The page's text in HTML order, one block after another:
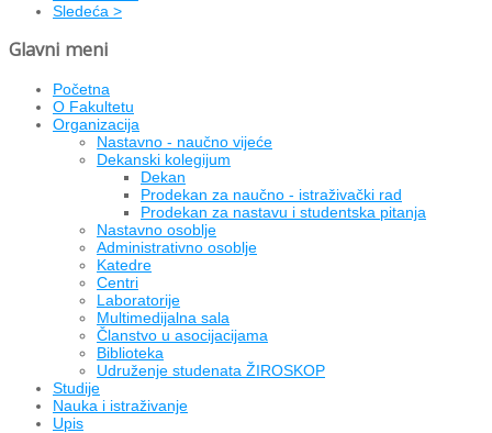
Sledeća >
Glavni meni
Početna
O Fakultetu
Organizacija
Nastavno - naučno vijeće
Dekanski kolegijum
Dekan
Prodekan za naučno - istraživački rad
Prodekan za nastavu i studentska pitanja
Nastavno osoblje
Administrativno osoblje
Katedre
Centri
Laboratorije
Multimedijalna sala
Članstvo u asocijacijama
Biblioteka
Udruženje studenata ŽIROSKOP
Studije
Nauka i istraživanje
Upis